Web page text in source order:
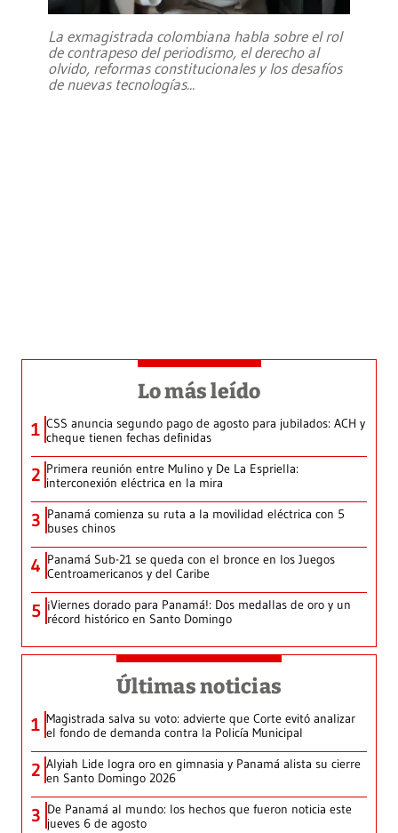
La exmagistrada colombiana habla sobre el rol
de contrapeso del periodismo, el derecho al
olvido, reformas constitucionales y los desafíos
de nuevas tecnologías...
Lo más leído
1 CSS anuncia segundo pago de agosto para jubilados: ACH y
cheque tienen fechas definidas
2 Primera reunión entre Mulino y De La Espriella:
interconexión eléctrica en la mira
3 Panamá comienza su ruta a la movilidad eléctrica con 5
buses chinos
4 Panamá Sub-21 se queda con el bronce en los Juegos
Centroamericanos y del Caribe
5 ¡Viernes dorado para Panamá!: Dos medallas de oro y un
récord histórico en Santo Domingo
Últimas noticias
1 Magistrada salva su voto: advierte que Corte evitó analizar
el fondo de demanda contra la Policía Municipal
2 Alyiah Lide logra oro en gimnasia y Panamá alista su cierre
en Santo Domingo 2026
3 De Panamá al mundo: los hechos que fueron noticia este
jueves 6 de agosto